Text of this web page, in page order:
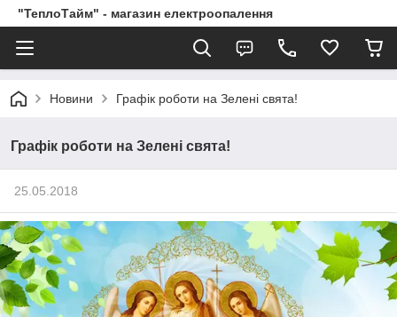
"ТеплоТайм" - магазин електроопалення
Новини Графік роботи на Зелені свята!
Графік роботи на Зелені свята!
25.05.2018